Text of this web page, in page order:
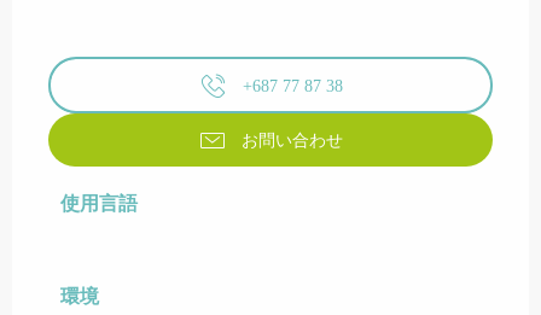
+687 77 87 38
お問い合わせ
使用言語
使用言語
環境
環境